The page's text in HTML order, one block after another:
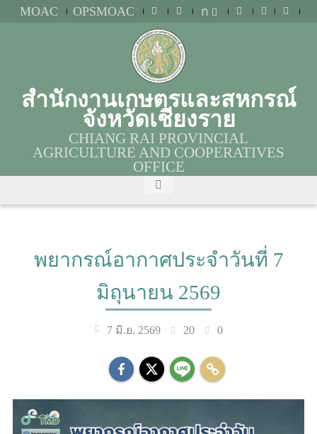
MOAC OPSMOAC ก
สำนักงานเกษตรและสหกรณ์
จังหวัดเชียงราย
CHIANG RAI PROVINCIAL
AGRICULTURE AND COOPERATIVES
OFFICE
พยากรณ์อากาศประจำวันที่ 7
มิถุนายน 2569
7 มิ.ย. 2569 20 0